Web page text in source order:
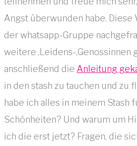
Angst überwunden habe. Diese
der whatsapp-Gruppe
weitere ‚Leidens-‚Genossinnen
anschließend die Anleitung
in den stash zu tauchen und zu
habe ich alles in meinem Stash
Schönheiten? Und warum um
ich die erst jetzt? Fragen, die